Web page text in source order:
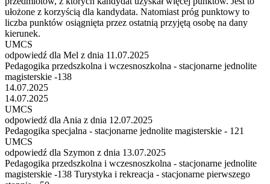
ułożone z korzyścią dla kandydata. Natomiast próg punktowy to
liczba punktów osiągnięta przez ostatnią przyjętą osobę na dany
kierunek.
UMCS
odpowiedź dla Mel z dnia 11.07.2025
Pedagogika przedszkolna i wczesnoszkolna - stacjonarne jednolite
magisterskie -138
14.07.2025
14.07.2025
UMCS
odpowiedź dla Ania z dnia 12.07.2025
Pedagogika specjalna - stacjonarne jednolite magisterskie - 121
UMCS
odpowiedź dla Szymon z dnia 13.07.2025
Pedagogika przedszkolna i wczesnoszkolna - stacjonarne jednolite
magisterskie -138 Turystyka i rekreacja - stacjonarne pierwszego